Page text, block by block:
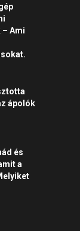
Ami
ápolók
és
a